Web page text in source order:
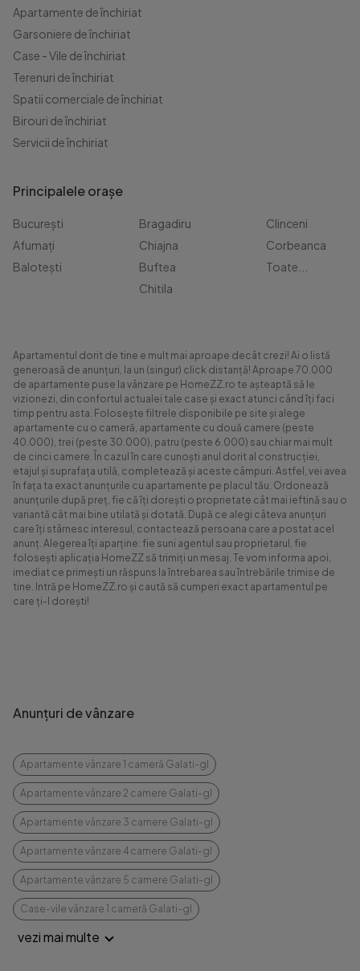
Apartamente de închiriat
Garsoniere de închiriat
Case - Vile de închiriat
Terenuri de închiriat
Spatii comerciale de închiriat
Birouri de închiriat
Servicii de închiriat
Principalele orașe
București
Afumați
Balotești
Bragadiru
Chiajna
Buftea
Chitila
Clinceni
Corbeanca
Toate...
Apartamentul dorit de tine e mult mai aproape decât crezi! Ai o listă
generoasă de anunțuri, la un (singur) click distanță! Aproape 70.000
de apartamente puse la vânzare pe HomeZZ.ro te așteaptă să le
vizionezi, din confortul actualei tale case și exact atunci când îți faci
timp pentru asta. Folosește filtrele disponibile pe site și alege
apartamente cu o cameră, apartamente cu două camere (peste
40.000), trei (peste 30.000), patru (peste 6.000) sau chiar mai mult
de cinci camere. În cazul în care cunoști anul dorit al construcției,
etajul și suprafața utilă, completează și aceste câmpuri. Astfel, vei avea
în fața ta exact anunțurile cu apartamente pe placul tău. Ordonează
anunțurile după preț, fie că îți dorești o proprietate cât mai ieftină sau o
variantă cât mai bine utilată și dotată. După ce alegi câteva anunțuri
care îți stârnesc interesul, contactează persoana care a postat acel
anunț. Alegerea îți aparține: fie suni agentul sau proprietarul, fie
folosești aplicația HomeZZ să trimiți un mesaj. Te vom informa apoi,
imediat ce primești un răspuns la întrebarea sau întrebările trimise de
tine. Intră pe HomeZZ.ro și caută să cumperi exact apartamentul pe
care ți-l dorești!
Anunțuri de vânzare
Apartamente vânzare 1 cameră Galati-gl
Apartamente vânzare 2 camere Galati-gl
Apartamente vânzare 3 camere Galati-gl
Apartamente vânzare 4 camere Galati-gl
Apartamente vânzare 5 camere Galati-gl
Case-vile vânzare 1 cameră Galati-gl
vezi mai multe